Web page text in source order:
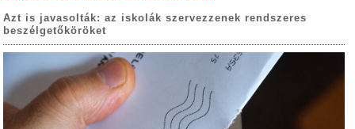
Azt is javasolták: az iskolák szervezzenek rendszeres
beszélgetőköröket